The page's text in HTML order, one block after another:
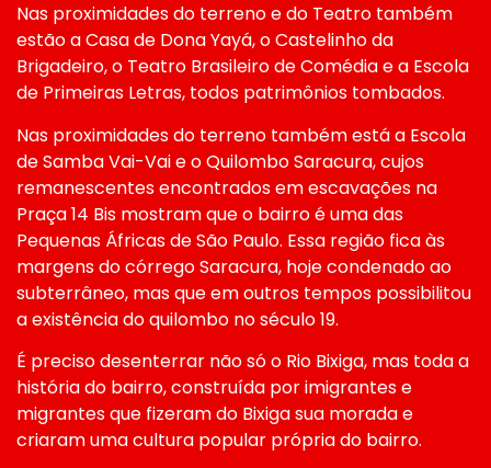
Nas proximidades do terreno e do Teatro também
estão a Casa de Dona Yayá, o Castelinho da
Brigadeiro, o Teatro Brasileiro de Comédia e a Escola
de Primeiras Letras, todos patrimônios tombados.
Nas proximidades do terreno também está a Escola
de Samba Vai-Vai e o Quilombo Saracura, cujos
remanescentes encontrados em escavações na
Praça 14 Bis mostram que o bairro é uma das
Pequenas Áfricas de São Paulo. Essa região fica às
margens do córrego Saracura, hoje condenado ao
subterrâneo, mas que em outros tempos possibilitou
a existência do quilombo no século 19.
É preciso desenterrar não só o Rio Bixiga, mas toda a
história do bairro, construída por imigrantes e
migrantes que fizeram do Bixiga sua morada e
criaram uma cultura popular própria do bairro.